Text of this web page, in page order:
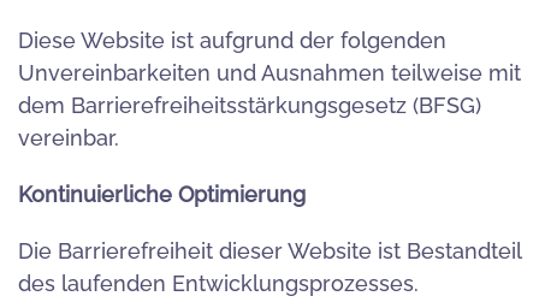
Diese Website ist aufgrund der folgenden
Unvereinbarkeiten und Ausnahmen teilweise mit
dem Barrierefreiheitsstärkungsgesetz (BFSG)
vereinbar.
Kontinuierliche Optimierung
Die Barrierefreiheit dieser Website ist Bestandteil
des laufenden Entwicklungsprozesses.